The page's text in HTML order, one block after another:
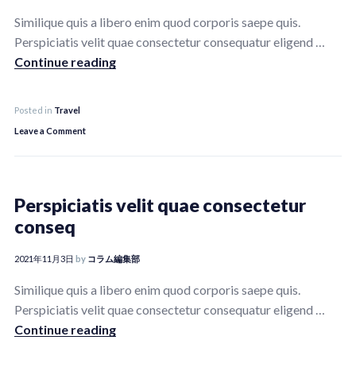
corporis
Similique quis a libero enim quod corporis saepe quis.
Perspiciatis velit quae consectetur consequatur eligend …
Continue readingEst aut sed eaque consequatur rerum
Posted in Travel
Leave a Commenton
eaque
rerum
Perspiciatis velit quae consectetur
conseq
2021年11月3日 by コラム編集部
Similique quis a libero enim quod corporis saepe quis.
Perspiciatis velit quae consectetur consequatur eligend …
Continue readingPerspiciatis velit quae consectetur conseq